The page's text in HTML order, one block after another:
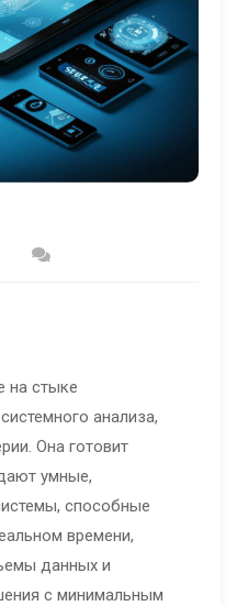
на стыке
анализа,
Она готовит
умные,
способные
времени,
данных и
с минимальным